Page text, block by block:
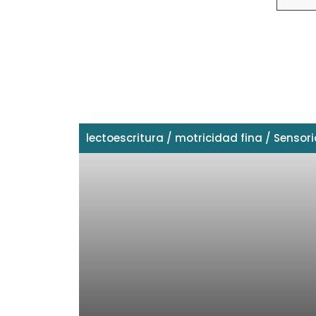
lectoescritura / motricidad fina /